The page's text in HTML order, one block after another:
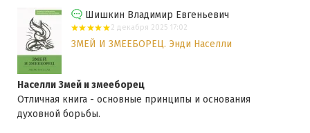
Шишкин Владимир Евгеньевич
2 декабря 2025 17:02
ЗМЕЙ И ЗМЕЕБОРЕЦ. Энди Населли
Населли Змей и змееборец
Отличная книга - основные принципы и основания
духовной борьбы.